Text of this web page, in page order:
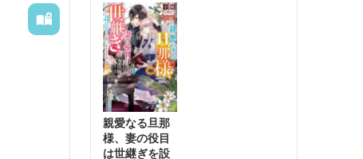
親愛なる旦那
様、妻の役目
は世継ぎを設